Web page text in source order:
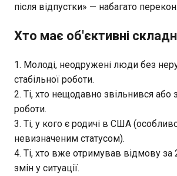
після відпустки» — набагато
Хто має об'єктивні
Молоді, неодружені люди без
стабільної роботи.
Ті, хто нещодавно звільнився або
роботи.
Ті, у кого є родичі в США
невизначеним статусом).
Ті, хто вже отримував відмову за
змін у ситуації.